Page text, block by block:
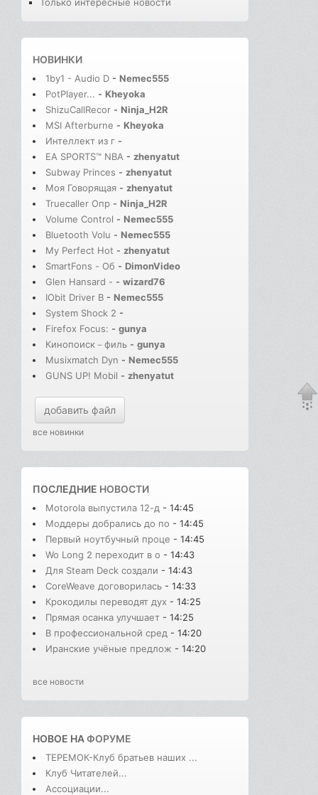
Только интересные новости
НОВИНКИ
1by1 - Audio D - Nemec555
PotPlayer... - Kheyoka
ShizuCallRecor - Ninja_H2R
MSI Afterburne - Kheyoka
Интеллект из г -
EA SPORTS™ NBA - zhenyatut
Subway Princes - zhenyatut
Моя Говорящая - zhenyatut
Truecaller Опр - Ninja_H2R
Volume Control - Nemec555
Bluetooth Volu - Nemec555
My Perfect Hot - zhenyatut
SmartFons - Об - DimonVideo
Glen Hansard - - wizard76
IObit Driver B - Nemec555
System Shock 2 -
Firefox Focus: - gunya
Кинопоиск－филь - gunya
Musixmatch Dyn - Nemec555
GUNS UP! Mobil - zhenyatut
добавить файл
все новинки
ПОСЛЕДНИЕ НОВОСТИ
Motorola выпустила 12-д - 14:45
Моддеры добрались до по - 14:45
Первый ноутбучный проце - 14:45
Wo Long 2 переходит в о - 14:43
Для Steam Deck создали - 14:43
CoreWeave договорилась - 14:33
Крокодилы переводят дух - 14:25
Прямая осанка улучшает - 14:25
В профессиональной сред - 14:20
Иранские учёные предлож - 14:20
все новости
НОВОЕ НАФОРУМЕ
ТЕРЕМОК-Клуб братьев наших ...
Клуб Читателей...
Ассоциации...